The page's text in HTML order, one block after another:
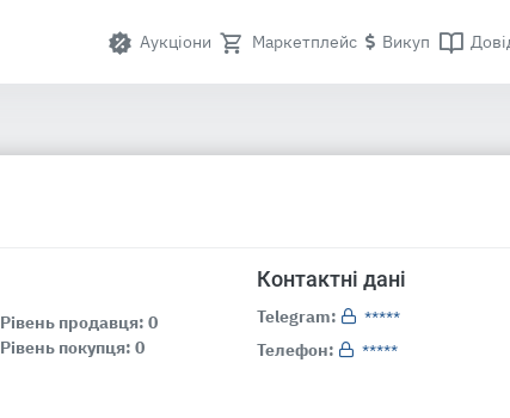
Аукціони Маркетплейс Викуп
Рівень продавця: 0
Рівень покупця: 0
Контактні дані
Telegram:
*****
Телефон:
*****